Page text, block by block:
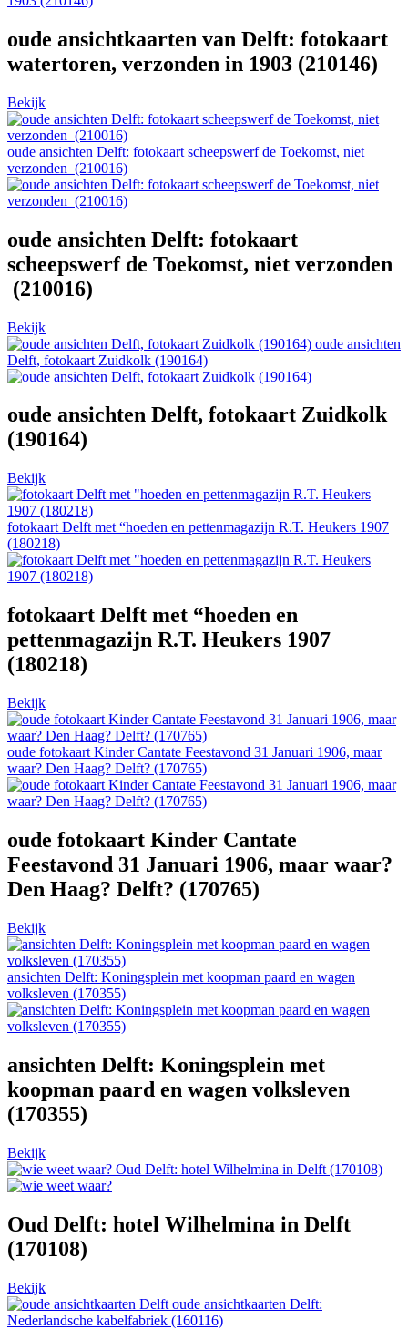
oude ansichtkaarten van Delft: fotokaart
watertoren, verzonden in 1903 (210146)
Bekijk
oude ansichten Delft: fotokaart scheepswerf de Toekomst, niet
verzonden (210016)
oude ansichten Delft: fotokaart
scheepswerf de Toekomst, niet verzonden
(210016)
Bekijk
oude ansichten
Delft, fotokaart Zuidkolk (190164)
oude ansichten Delft, fotokaart Zuidkolk
(190164)
Bekijk
fotokaart Delft met “hoeden en pettenmagazijn R.T. Heukers 1907
(180218)
fotokaart Delft met “hoeden en
pettenmagazijn R.T. Heukers 1907
(180218)
Bekijk
oude fotokaart Kinder Cantate Feestavond 31 Januari 1906, maar
waar? Den Haag? Delft? (170765)
oude fotokaart Kinder Cantate
Feestavond 31 Januari 1906, maar waar?
Den Haag? Delft? (170765)
Bekijk
ansichten Delft: Koningsplein met koopman paard en wagen
volksleven (170355)
ansichten Delft: Koningsplein met
koopman paard en wagen volksleven
(170355)
Bekijk
Oud Delft: hotel Wilhelmina in Delft (170108)
Oud Delft: hotel Wilhelmina in Delft
(170108)
Bekijk
oude ansichtkaarten Delft:
Nederlandsche kabelfabriek (160116)